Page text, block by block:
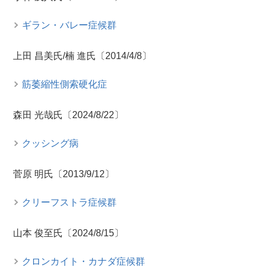
ギラン・バレー症候群
上田 昌美氏/楠 進氏〔2014/4/8〕
筋萎縮性側索硬化症
森田 光哉氏〔2024/8/22〕
クッシング病
菅原 明氏〔2013/9/12〕
クリーフストラ症候群
山本 俊至氏〔2024/8/15〕
クロンカイト・カナダ症候群